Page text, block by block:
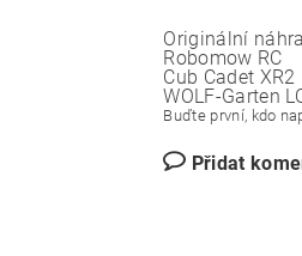
Originální
Robomow RC
Cub Cadet XR2
WOLF-Garten
Buďte první, kdo
Přidat